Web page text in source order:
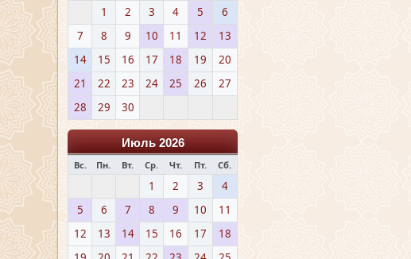
1 2 3 4 5
6
7
8 9 10 11 12
13
14
15 16 17 18 19
20
21
22 23 24 25 26
27
28
29 30
Июль 2026
Вс. Пн. Вт. Ср. Чт. Пт. Сб.
1 2 3
4
5
6 7 8 9 10
11
12
13 14 15 16 17
18